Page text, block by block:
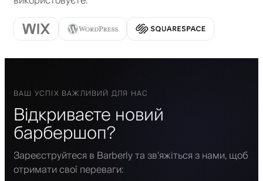
ВАШ УСПІХ ВАЖЛИВИЙ ДЛЯ НАС
Відкриваєте новий
барбершоп?
Зареєструйтеся в Barberly та зв'яжіться з нами, щоб
отримати свої переваги: